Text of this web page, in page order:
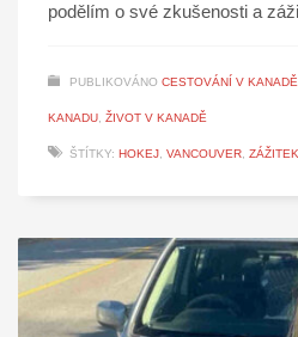
podělím o své zkušenosti a
PUBLIKOVÁNO CESTOVÁNÍ V KANADĚ
KANADU, ŽIVOT V KANADĚ
ŠTÍTKY: HOKEJ, VANCOUVER, ZÁŽITEK